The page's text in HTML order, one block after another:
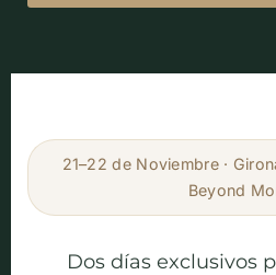
21–22 de Noviembre ·
Beyond
Dos días exclusivos